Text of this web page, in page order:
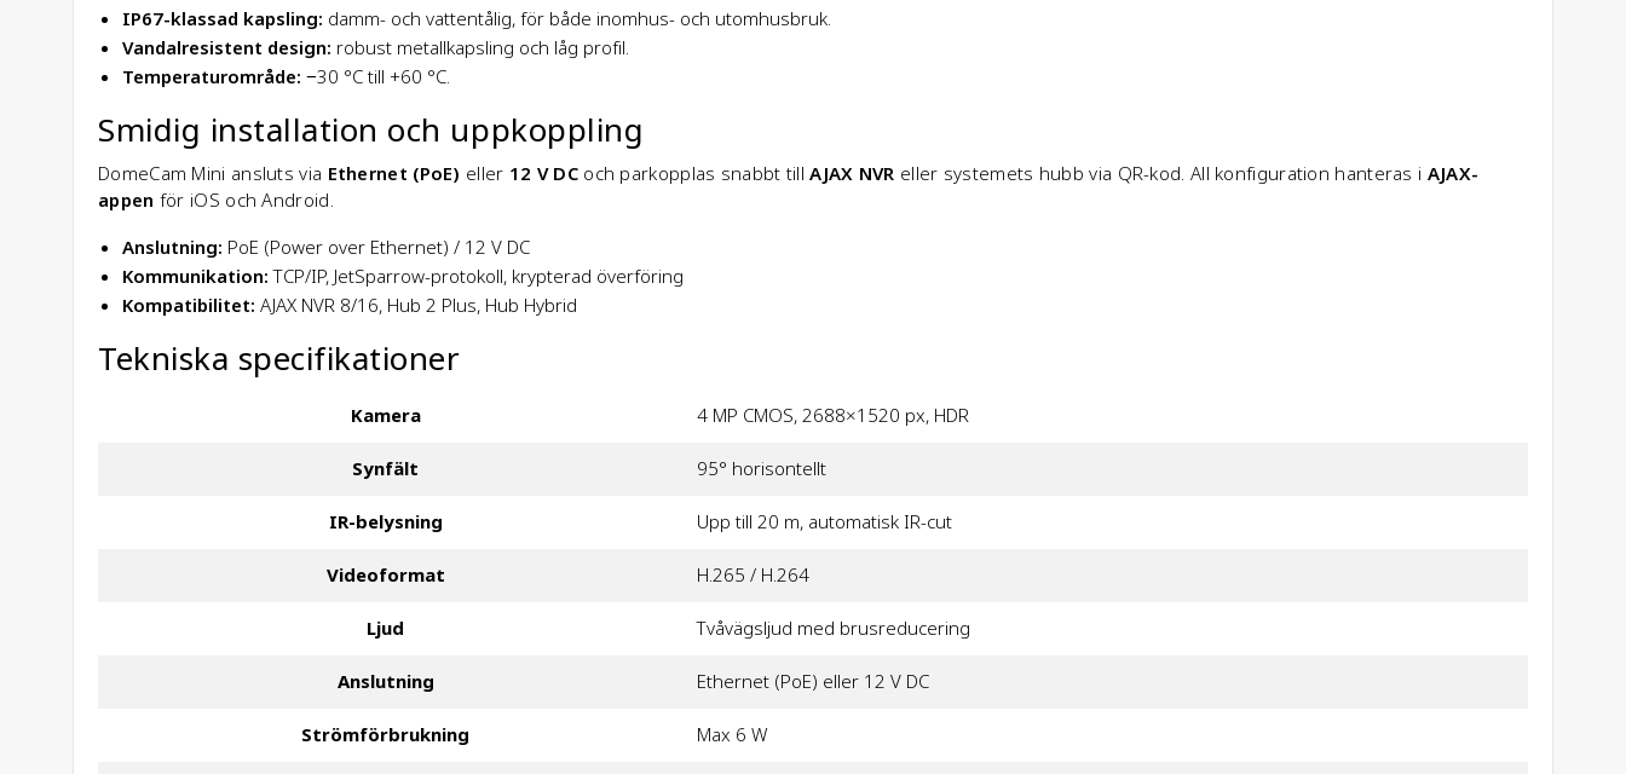
IP67-klassad kapsling: damm- och vattentålig, för både inomhus- och utomhusbruk.
Vandalresistent design: robust metallkapsling och låg profil.
Temperaturområde: −30 °C till +60 °C.
Smidig installation och uppkoppling
DomeCam Mini ansluts via Ethernet (PoE) eller 12 V DCoch parkopplas snabbt tillAJAX NVR eller systemets hubb via QR-kod. All konfiguration hanteras i AJAX-
appen för iOS och Android.
Anslutning: PoE (Power over Ethernet) / 12 V DC
Kommunikation:TCP/IP, JetSparrow-protokoll, krypterad överföring
Kompatibilitet: AJAX NVR 8/16, Hub 2 Plus, Hub Hybrid
Tekniska specifikationer
Kamera
4 MP CMOS, 2688×1520 px, HDR
Synfält
95° horisontellt
IR-belysning
Upp till 20 m, automatisk IR-cut
Videoformat
H.265 / H.264
Ljud
Tvåvägsljud med brusreducering
Anslutning
Ethernet (PoE) eller 12 V DC
Strömförbrukning
Max 6 W